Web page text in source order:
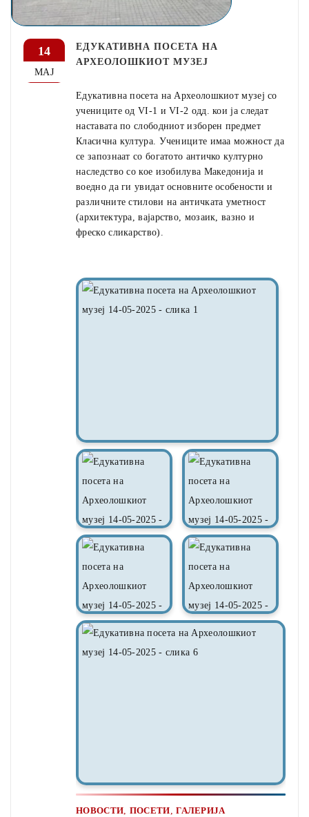
14
МАЈ
ЕДУКАТИВНА ПОСЕТА НА
АРХЕОЛОШКИОТ МУЗЕЈ
Едукативна посета на Археолошкиот музеј со
учениците од VI-1 и VI-2 одд. кои ја следат
наставата по слободниот изборен предмет
Класична култура. Учениците имаа можност да
се запознаат со богатото античко културно
наследство со кое изобилува Македонија и
воедно да ги увидат основните особености и
различните стилови на античката уметност
(архитектура, вајарство, мозаик, вазно и
фреско сликарство).
НОВОСТИ, ПОСЕТИ,ГАЛЕРИЈА